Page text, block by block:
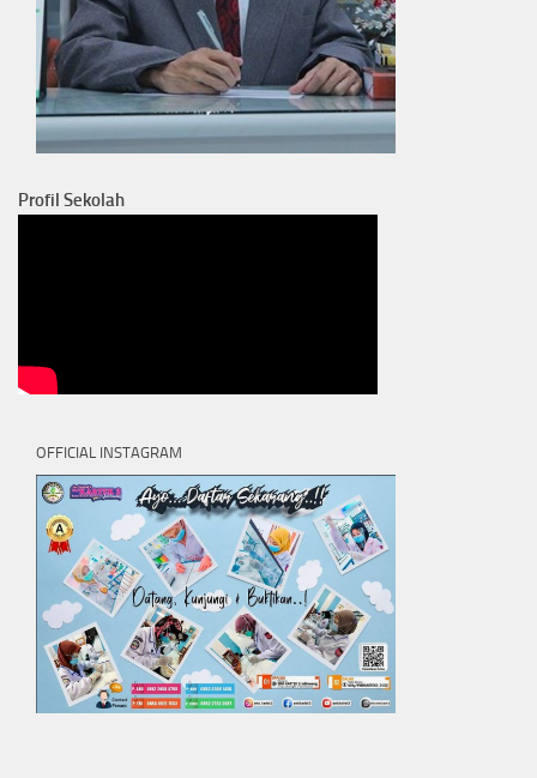
Profil Sekolah
OFFICIAL INSTAGRAM